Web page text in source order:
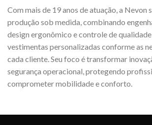
Com mais de 19 anos de atuação, a Nevon
produção sob medida, combinando
design ergonômico e controle de
vestimentas personalizadas conforme as
cada cliente. Seu foco é transformar
segurança operacional, protegendo
comprometer mobilidade e conforto.